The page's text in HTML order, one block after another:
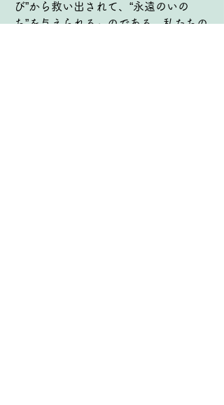
び”から救い出されて、“永遠のいの
ち”を与えられる」のである。私たちの